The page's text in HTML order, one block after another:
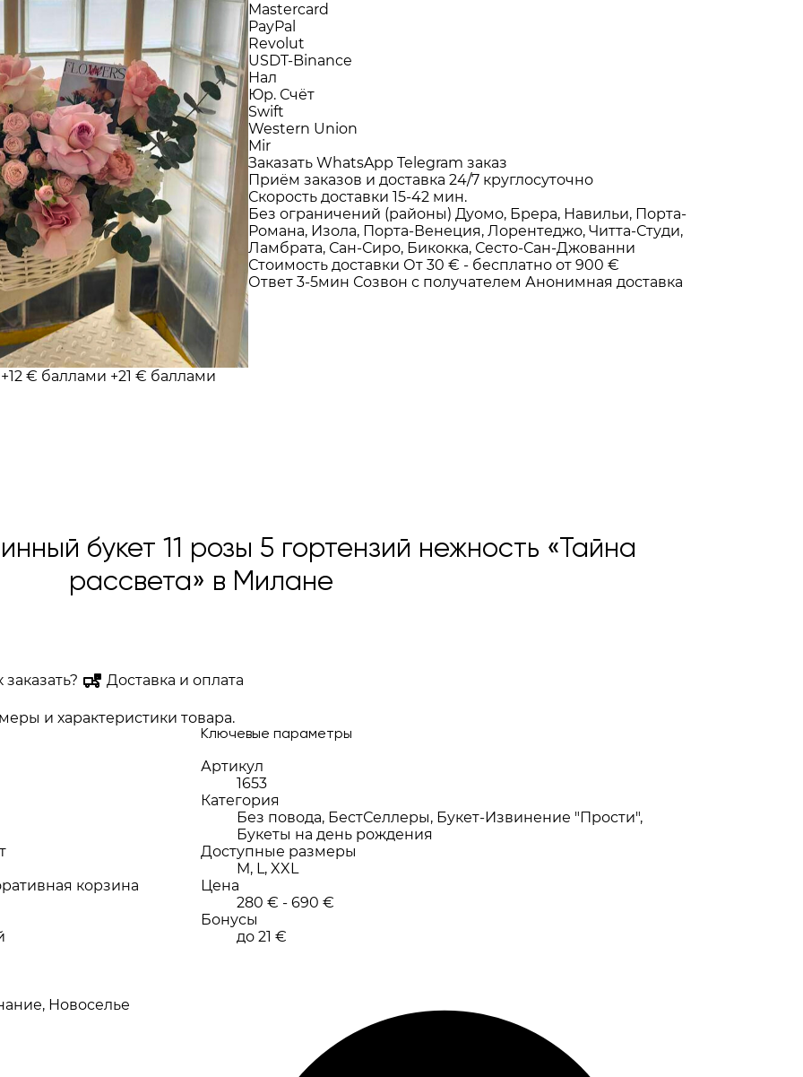
+12 € баллами +21 € баллами
Mastercard
PayPal
Revolut
USDT-Binance
Нал
Юр. Счёт
Swift
Western Union
Mir
Заказать WhatsApp Telegram заказ
Приём заказов и доставка 24/7 круглосуточно
Скорость доставки 15-42 мин.
Без ограничений (районы) Дуомо, Брера, Навильи, Порта-
Романа, Изола, Порта-Венеция, Лорентеджо, Читта-Студи,
Ламбрата, Сан-Сиро, Бикокка, Сесто-Сан-Джованни
Стоимость доставки От 30 € - бесплатно от 900 €
Ответ 3-5мин Созвон с получателем Анонимная доставка
букет 11 розы 5 гортензий нежность «Тайна
рассвета» в Милане
заказать? Доставка и оплата
и характеристики товара.
корзина
Новоселье
Ключевые параметры
Артикул
1653
Категория
Без повода, БестСеллеры, Букет-Извинение "Прости",
Букеты на день рождения
Доступные размеры
M, L, XXL
Цена
280 € - 690 €
Бонусы
до 21 €